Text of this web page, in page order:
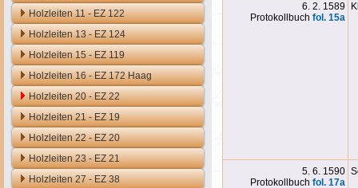
Holzleiten 11 - EZ 122
Holzleiten 13 - EZ 124
Holzleiten 15 - EZ 119
Holzleiten 16 - EZ 172 Haag
Holzleiten 20 - EZ 22
Holzleiten 21 - EZ 19
Holzleiten 22 - EZ 20
Holzleiten 23 - EZ 21
Holzleiten 27 - EZ 38
6. 2. 1589
Protokollbuch fol. 15a
5. 6. 1590
Protokollbuch fol. 17a